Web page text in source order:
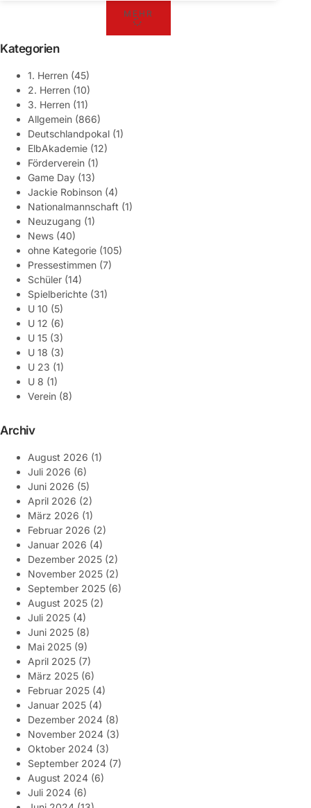
MEHR
Kategorien
1. Herren (45)
2. Herren (10)
3. Herren (11)
Allgemein (866)
Deutschlandpokal (1)
ElbAkademie (12)
Förderverein (1)
Game Day (13)
Jackie Robinson (4)
Nationalmannschaft (1)
Neuzugang (1)
News (40)
ohne Kategorie (105)
Pressestimmen (7)
Schüler (14)
Spielberichte (31)
U 10 (5)
U 12 (6)
U 15 (3)
U 18 (3)
U 23 (1)
U 8 (1)
Verein (8)
Archiv
August 2026 (1)
Juli 2026 (6)
Juni 2026 (5)
April 2026 (2)
März 2026 (1)
Februar 2026 (2)
Januar 2026 (4)
Dezember 2025 (2)
November 2025 (2)
September 2025 (6)
August 2025 (2)
Juli 2025 (4)
Juni 2025 (8)
Mai 2025 (9)
April 2025 (7)
März 2025 (6)
Februar 2025 (4)
Januar 2025 (4)
Dezember 2024 (8)
November 2024 (3)
Oktober 2024 (3)
September 2024 (7)
August 2024 (6)
Juli 2024 (6)